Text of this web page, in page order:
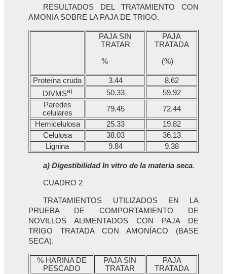
RESULTADOS DEL TRATAMIENTO CON
AMONIA SOBRE LA PAJA DE TRIGO.
PAJA SIN
TRATAR
%
PAJA
TRATADA
(%)
Proteína cruda 3.44
8.62
DIVMSa) 50.33
59.92
Paredes
celulares
79.45
72.44
Hemicelulosa
25.33
19.82
Celulosa
38.03
36.13
Lignina
9.84 9.38
a) Digestibilidad In vitro de la materia seca.
CUADRO 2
TRATAMIENTOS UTILIZADOS EN LA
PRUEBA DE COMPORTAMIENTO DE
NOVILLOS ALIMENTADOS CON PAJA DE
TRIGO TRATADA CON AMONÍACO (BASE
SECA).
% HARINA DE
PESCADO
PAJA SIN
TRATAR
PAJA
TRATADA